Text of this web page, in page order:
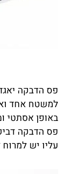
פס הדבקה
למשטח אחד
באופן אסתטי
פס הדבקה
עליו יש